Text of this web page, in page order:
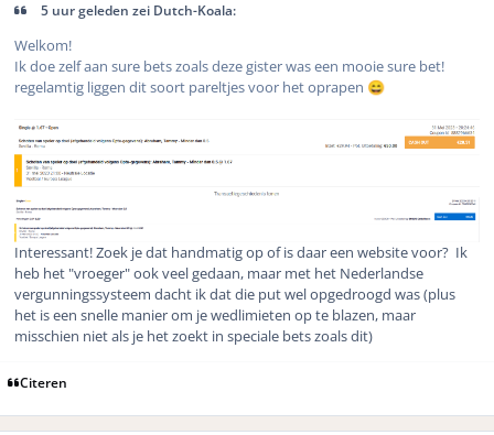
5 uur geleden zei Dutch-Koala:
Welkom!
Ik doe zelf aan sure bets zoals deze gister was een mooie sure bet!
regelamtig liggen dit soort pareltjes voor het oprapen 😄
Interessant! Zoek je dat handmatig op of is daar een website voor? Ik
heb het "vroeger" ook veel gedaan, maar met het Nederlandse
vergunningssysteem dacht ik dat die put wel opgedroogd was (plus
het is een snelle manier om je wedlimieten op te blazen, maar
misschien niet als je het zoekt in speciale bets zoals dit)
Citeren